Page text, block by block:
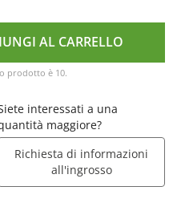
AL CARRELLO
prodotto è 10.
interessati a una
maggiore?
Richiesta di informazioni
all'ingrosso